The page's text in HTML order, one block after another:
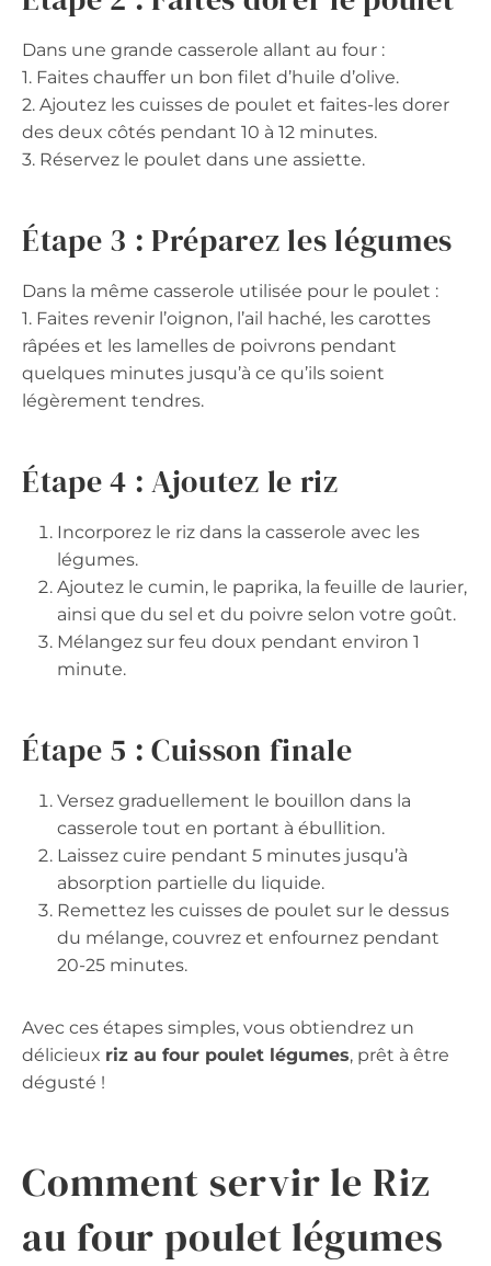
Dans une grande casserole allant au four :
1. Faites chauffer un bon filet d’huile d’olive.
2. Ajoutez les cuisses de poulet et faites-les dorer
des deux côtés pendant 10 à 12 minutes.
3. Réservez le poulet dans une assiette.
Étape 3 : Préparez les légumes
Dans la même casserole utilisée pour le poulet :
1. Faites revenir l’oignon, l’ail haché, les carottes
râpées et les lamelles de poivrons pendant
quelques minutes jusqu’à ce qu’ils soient
légèrement tendres.
Étape 4 : Ajoutez le riz
Incorporez le riz dans la casserole avec les
légumes.
Ajoutez le cumin, le paprika, la feuille de laurier,
ainsi que du sel et du poivre selon votre goût.
Mélangez sur feu doux pendant environ 1
minute.
Étape 5 : Cuisson finale
Versez graduellement le bouillon dans la
casserole tout en portant à ébullition.
Laissez cuire pendant 5 minutes jusqu’à
absorption partielle du liquide.
Remettez les cuisses de poulet sur le dessus
du mélange, couvrez et enfournez pendant
20-25 minutes.
Avec ces étapes simples, vous obtiendrez un
délicieux riz au four poulet légumes, prêt à être
dégusté !
Comment servir le Riz
au four poulet légumes